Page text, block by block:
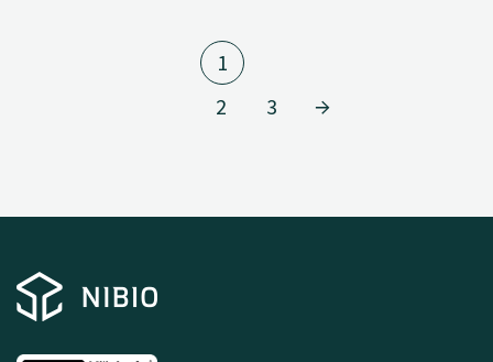
1
2
3